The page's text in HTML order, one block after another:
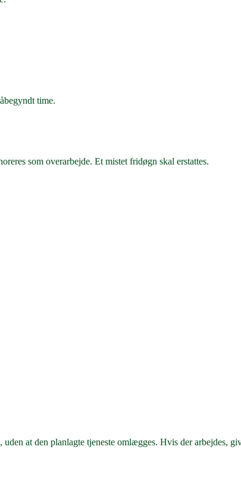
time.
som overarbejde. Et mistet fridøgn skal erstattes.
at den planlagte tjeneste omlægges. Hvis der arbejdes,